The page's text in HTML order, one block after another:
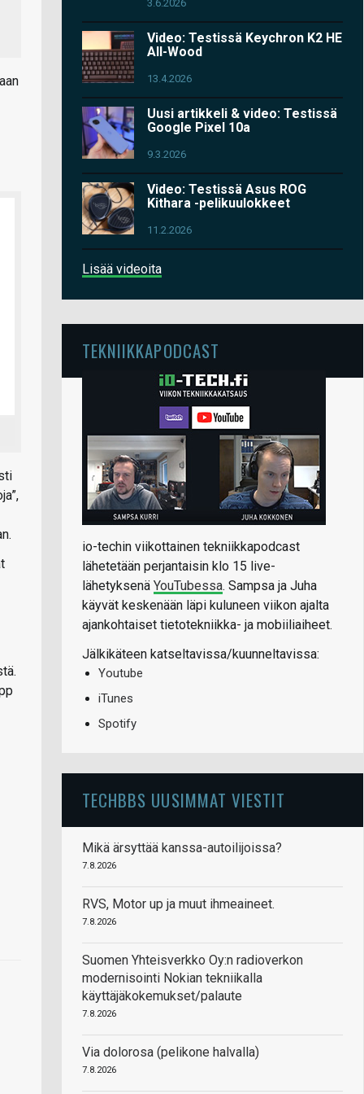
3.6.2026
Video: Testissä Keychron K2 HE
All-Wood
13.4.2026
Uusi artikkeli & video: Testissä
Google Pixel 10a
9.3.2026
Video: Testissä Asus ROG
Kithara -pelikuulokkeet
11.2.2026
Lisää videoita
TEKNIIKKAPODCAST
io-techin viikottainen tekniikkapodcast
lähetetään perjantaisin klo 15 live-
lähetyksenä YouTubessa. Sampsa ja Juha
käyvät keskenään läpi kuluneen viikon ajalta
ajankohtaiset tietotekniikka- ja mobiiliaiheet.
Jälkikäteen katseltavissa/kuunneltavissa:
Youtube
iTunes
Spotify
TECHBBS UUSIMMAT VIESTIT
Mikä ärsyttää kanssa-autoilijoissa?
7.8.2026
RVS, Motor up ja muut ihmeaineet.
7.8.2026
Suomen Yhteisverkko Oy:n radioverkon
modernisointi Nokian tekniikalla
käyttäjäkokemukset/palaute
7.8.2026
Via dolorosa (pelikone halvalla)
7.8.2026